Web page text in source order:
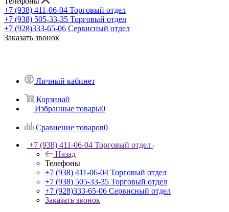
+7 (938) 411-06-04 Торговый отдел
+7 (938) 505-33-35 Торговый отдел
+7 (928)333-65-06 Сервисный отдел
Заказать звонок
Личный кабинет
Корзина0
Избранные товары0
Сравнение товаров0
+7 (938) 411-06-04 Торговый отдел
Назад
Телефоны
+7 (938) 411-06-04 Торговый отдел
+7 (938) 505-33-35 Торговый отдел
+7 (928)333-65-06 Сервисный отдел
Заказать звонок